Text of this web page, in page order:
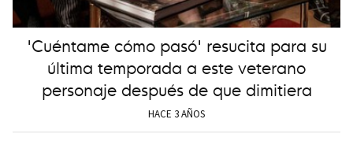
'Cuéntame cómo pasó' resucita para su
última temporada a este veterano
personaje después de que dimitiera
HACE 3 AÑOS